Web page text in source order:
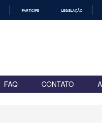
PARTICIPE LEGISLAÇÃO
FAQ CONTATO